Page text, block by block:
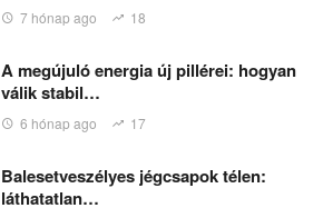
7 hónap ago 18
A megújuló energia új pillérei: hogyan
válik stabil…
6 hónap ago 17
Balesetveszélyes jégcsapok télen:
láthatatlan…